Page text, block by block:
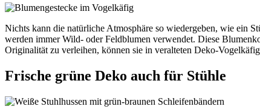
Nichts kann die natürliche Atmosphäre so wiedergeben, wie ein
werden immer Wild- oder Feldblumen verwendet. Diese
Originalität zu verleihen, können sie in veralteten Deko-
Frische grüne Deko auch für Stühle